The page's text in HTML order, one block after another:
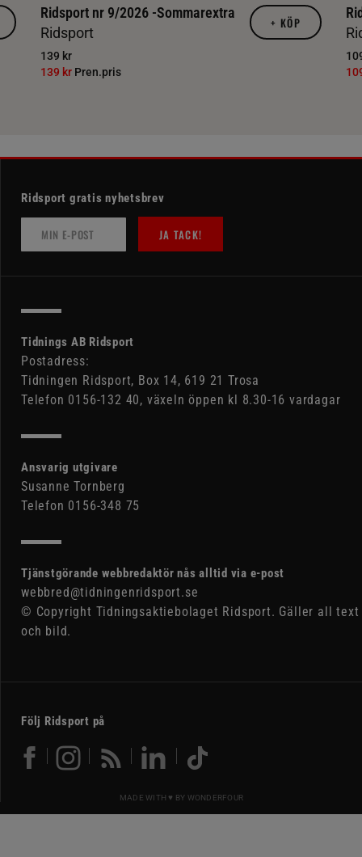
Ridsport nr 9/2026 -Sommarextra
Ridsport
139 kr
139 kr Pren.pris
+ KÖP
Ridsport gratis nyhetsbrev
JA TACK!
Tidnings AB Ridsport
Postadress:
Tidningen Ridsport, Box 14, 619 21 Trosa
Telefon 0156-132 40, växeln öppen kl 8.30-16 vardagar
Ansvarig utgivare
Susanne Tornberg
Telefon 0156-348 75
Tjänstgörande webbredaktör nås alltid via e-post
webbred@tidningenridsport.se
© Copyright Tidningsaktiebolaget Ridsport. Gäller all text
och bild.
Följ Ridsport på
MADE WITH ♥ BY WONDERFOUR